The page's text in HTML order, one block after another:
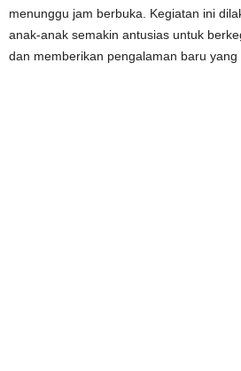
menunggu jam berbuka. Kegiatan ini
anak-anak semakin antusias untuk
dan memberikan pengalaman baru yang